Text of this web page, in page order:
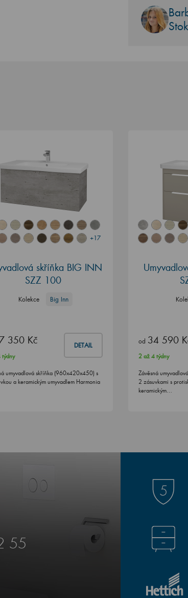
+17
skříňka BIG INN
SZZ 100
Kolekce Big Inn
350 Kč DETAIL
umyvadlová skříňka (960x420x450) s
a keramickým umyvadlem Harmonia
od 34 590
2 až 4 týdny
Závěsná
2 zásuvkami s
keramickým…
55